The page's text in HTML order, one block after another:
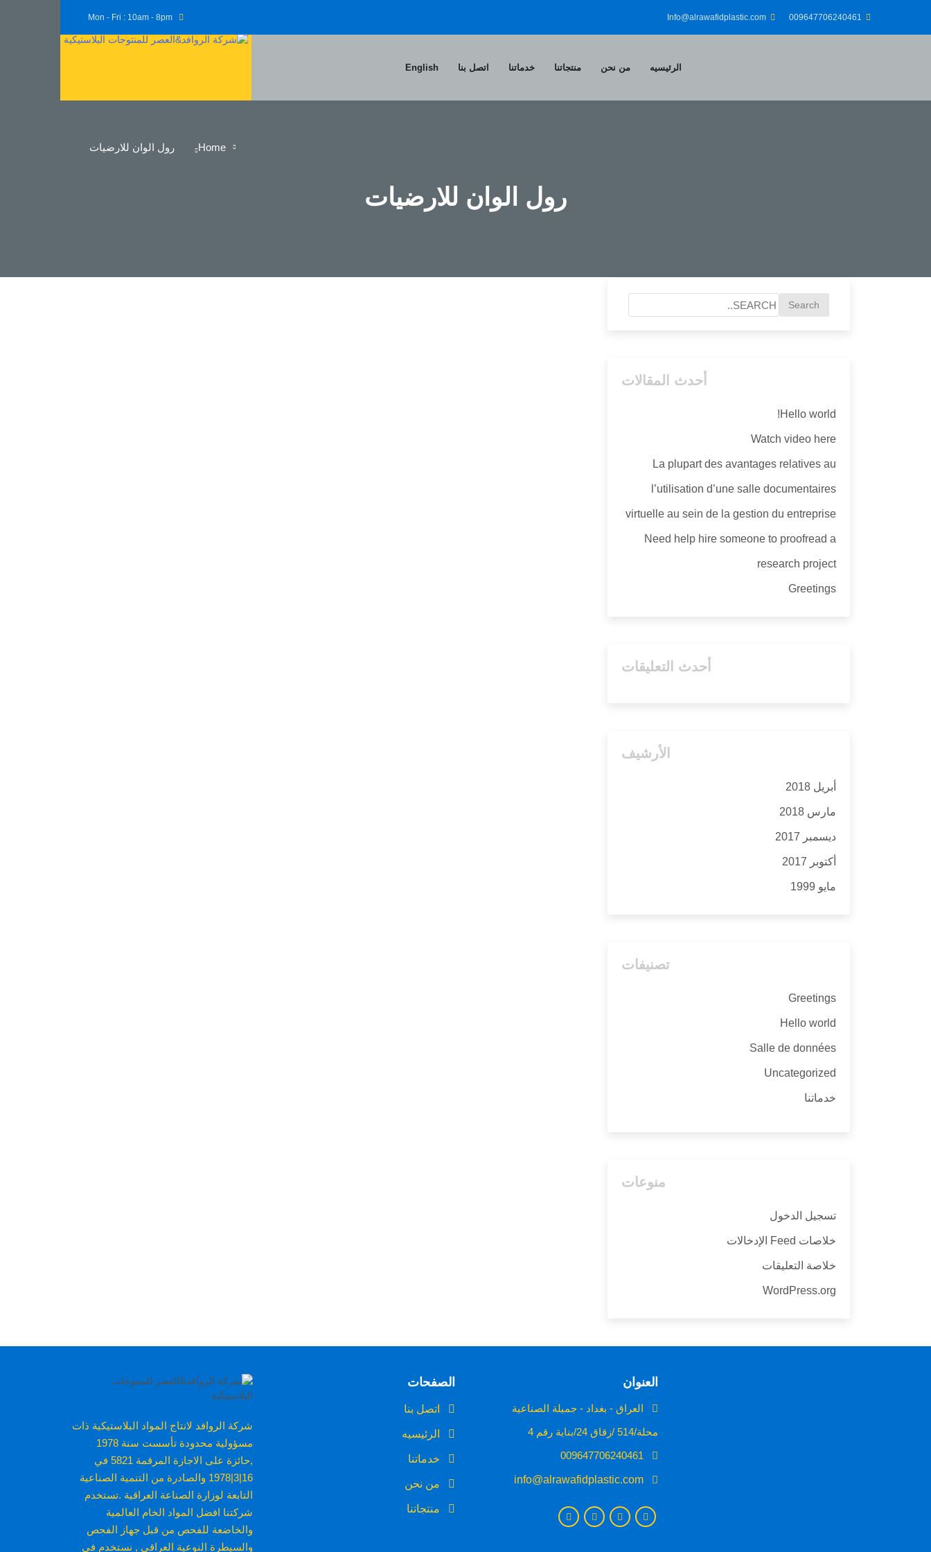
الرئيسيه من نحن منتجاتنا خدماتنا اتصل بنا English
Home رول الوان للارضيات
رول الوان للارضيات
أحدث المقالات
Hello world!
Watch video here
La plupart des avantages relatives au
l’utilisation d’une salle documentaires
virtuelle au sein de la gestion du entreprise
Need help hire someone to proofread a
research project
Greetings
أحدث التعليقات
الأرشيف
أبريل 2018
مارس 2018
ديسمبر 2017
أكتوبر 2017
مايو 1999
تصنيفات
Greetings
Hello world
Salle de données
Uncategorized
خدماتنا
منوعات
تسجيل الدخول
خلاصات Feed الإدخالات
خلاصة التعليقات
WordPress.org
شركة الروافد لانتاج المواد البلاستيكية ذات
مسؤولية محدودة تأسست سنة 1978
,حائزة على الاجازة المرقمة 5821 في
16|3|1978 والصادرة من التنمية الصناعية
التابعة لوزارة الصناعة العراقية .تستخدم
شركتنا افضل المواد الخام العالمية
والخاضعة للفحص من قبل جهاز الفحص
والسيطرة النوعية العراقي , نستخدم في
الصفحات
اتصل بنا
الرئيسيه
خدماتنا
من نحن
منتجاتنا
العنوان
العراق - بغداد - جميلة الصناعية
محلة/514 /زقاق 24/بناية رقم 4
info@alrawafidplastic.com